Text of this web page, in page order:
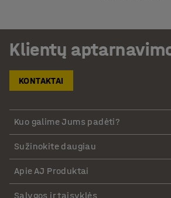
Klientų
KONTAKTAI
Kuo galime Jums padėti?
Sužinokite daugiau
Apie AJ Produktai
Sąlygos ir taisyklės